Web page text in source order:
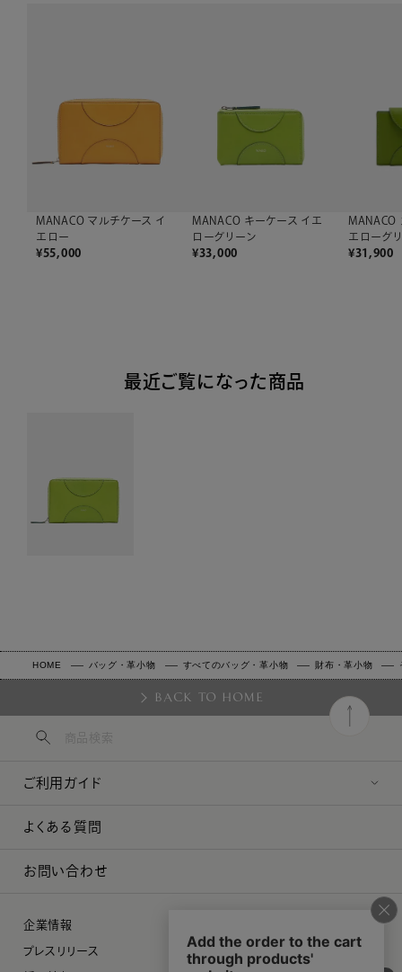
MANACO マルチケース イ
エロー
¥55,000
MANACO キーケース イエ
ローグリーン
¥33,000
MANACO
エローグ
¥31,900
最近ご覧になった商品
HOME バッグ・革小物 すべてのバッグ・革小物 財布・革小物
BACK TO HOME
ご利用ガイド
よくある質問
お問い合わせ
企業情報
プレスリリース